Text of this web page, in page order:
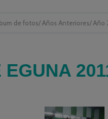
de fotos/ Años Anteriores/ Año